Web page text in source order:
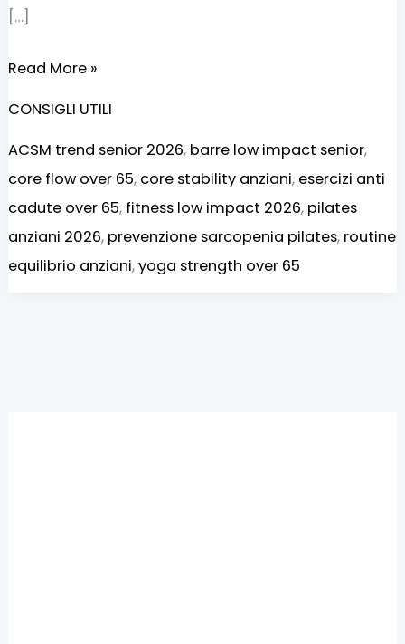
[…]
Read More »
CONSIGLI UTILI
ACSM trend senior 2026, barre low impact senior,
core flow over 65, core stability anziani, esercizi anti
cadute over 65, fitness low impact 2026, pilates
anziani 2026, prevenzione sarcopenia pilates, routine
equilibrio anziani,yoga strength over 65